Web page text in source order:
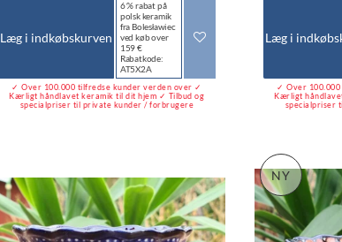
Læg i indkøbskurven
6 % rabat på
polsk keramik
fra Bolesławiec
ved køb over
159 €
Rabatkode:
AT5X2A
✓ Over 100.000 tilfredse kunder verden over ✓
Kærligt håndlavet keramik til dit hjem ✓ Tilbud og
specialpriser til private kunder / forbrugere
Læg i
✓ Over
Kærligt
specialpriser
NY